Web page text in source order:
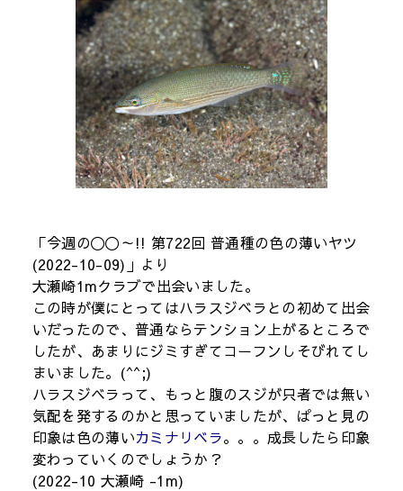
「今週の〇〇～!! 第722回 普通種の色の薄いヤツ
(2022-10-09)」より
大瀬崎1mクラブで出会いました。
この時が僕にとってはハラスジベラとの初めて出会
いだったので、普通ならテンション上がるところで
したが、あまりにジミすぎてコーフンしそびれてし
まいました。(^^;)
ハラスジベラって、もっと腹のスジが只者では無い
気配を発するのかと思っていましたが、ぱっと見の
印象は色の薄いカミナリベラ。。。成長したら印象
変わっていくのでしょうか？
(2022-10 大瀬崎 -1m)